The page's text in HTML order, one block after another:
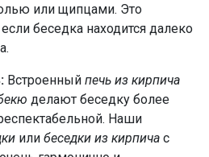
или щипцами. Это
беседка находится далеко
Встроенный печь из кирпича
делают беседку более
Наши
или беседки из кирпича с